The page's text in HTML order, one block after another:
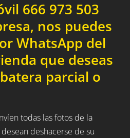
666 973 503
nos puedes
WhatsApp del
que deseas
parcial o
todas las fotos de la
deshacerse de su